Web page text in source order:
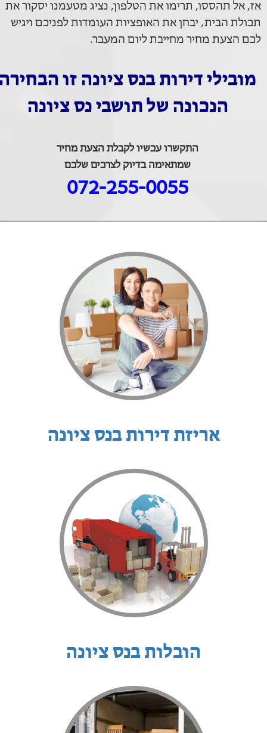
אז, אל תהססו, תרימו את הטלפון, נציג מטעמנו יסקור את
תכולת הבית, יבחן את האופציות העומדות לפניכם ויגיש
לכם הצעת מחיר מחייבת ליום המעבר.
מובילי דירות בנס ציונה זו
הנכונה של תושבי נס ציונה
התקשרו עכשיו לקבלת הצעת מחיר
שמתאימה בדיוק לצרכים שלכם
072-255-0055
אריזת דירות בנס ציונה
הובלות בנס ציונה